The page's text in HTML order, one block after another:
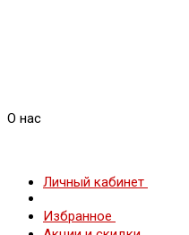
О нас
Личный кабинет
Избранное